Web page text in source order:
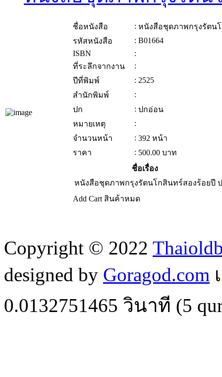
ชื่อหนังสือ : หนังสือชุดภาพกรุงรัตน
รหัสหนังสือ
: B01664
ISBN
:
ที่ระลึกจากงาน
:
ปีที่พิมพ์
: 2525
สำนักพิมพ์
:
ปก
: ปกอ่อน
หมายเหตุ
:
จำนวนหน้า
: 392 หน้า
ราคา
: 500.00 บาท
ชื่อเรื่อง
หนังสือชุดภาพกรุงรัตนโกสินทร์สองร้อยปี
Add Cart สินค้าหมด
Copyright © 2022
designed by Goragod.com
0.0132751465 วินาที (5